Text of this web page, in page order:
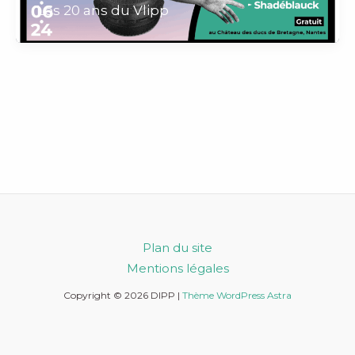
Les 20 ans du Vlipp
Plan du site
Mentions légales
Copyright © 2026 DIPP | Thème WordPress Astra